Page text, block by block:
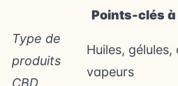
Points-clés
Type de
produits
CBD
Huiles,
vapeurs